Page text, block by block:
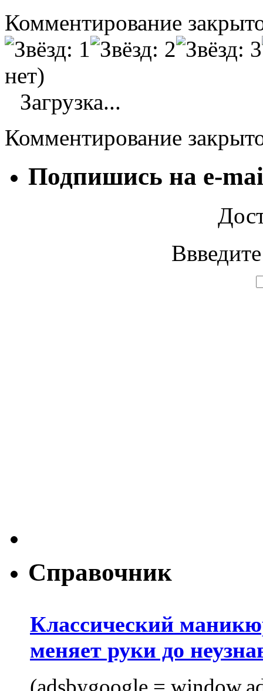
Комментирование
нет)
Загрузка...
Комментирование
Подпишись на e-
Справочник
Классический
меняет руки до